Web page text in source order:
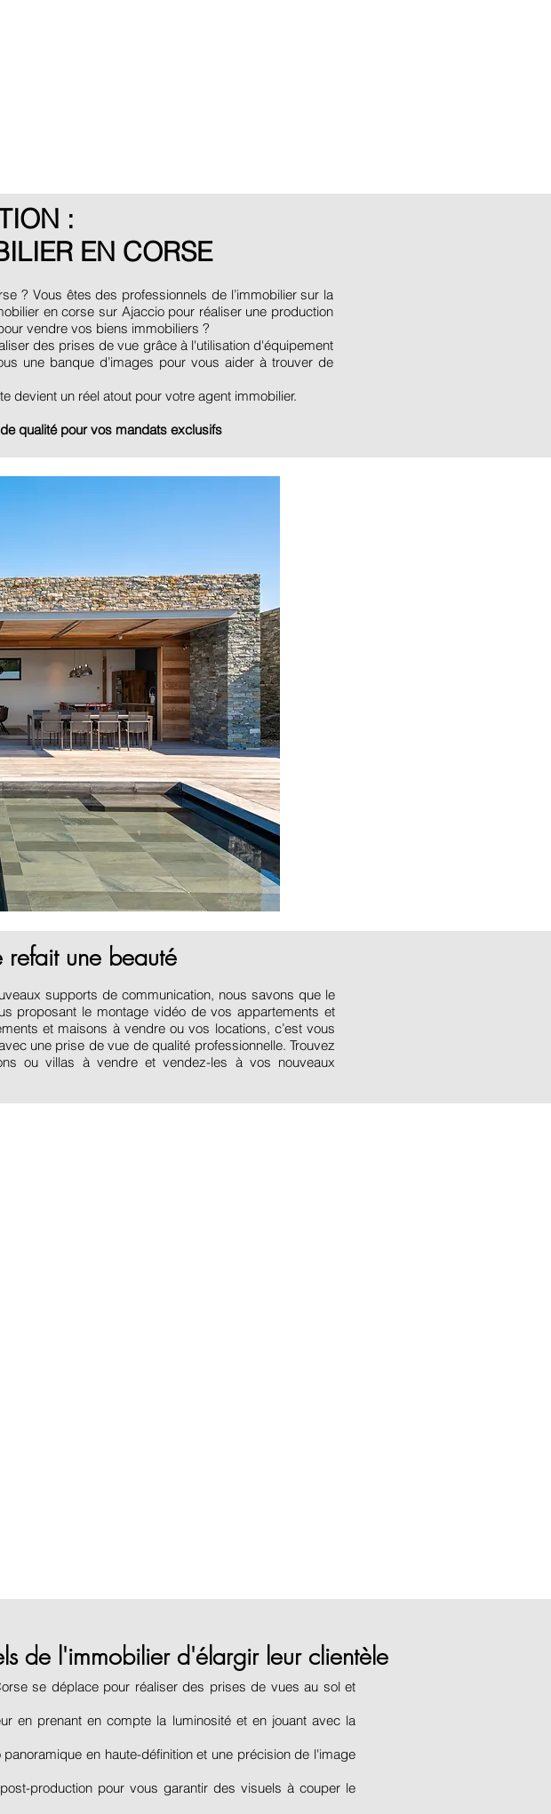
:
EN CORSE
? Vous êtes des professionnels de l’immobilier sur la
en corse sur Ajaccio pour réaliser une production
vendre vos biens immobiliers ?
des prises de vue grâce à l'utilisation d'équipement
une banque d’images pour vous aider à trouver de
devient un réel atout pour votre agent immobilier.
qualité pour vos mandats exclusifs
une beauté
supports de communication, nous savons que le
proposant le montage vidéo de vos appartements et
et maisons à vendre ou vos locations, c’est vous
une prise de vue de qualité professionnelle. Trouvez
ou villas à vendre et vendez-les à vos nouveaux
se déplace pour réaliser des prises de vues au sol et
en prenant en compte la luminosité et en jouant avec la
en haute-définition et une précision de l'image
production pour vous garantir des visuels à couper le
de l'immobilier d'élargir leur clientèle